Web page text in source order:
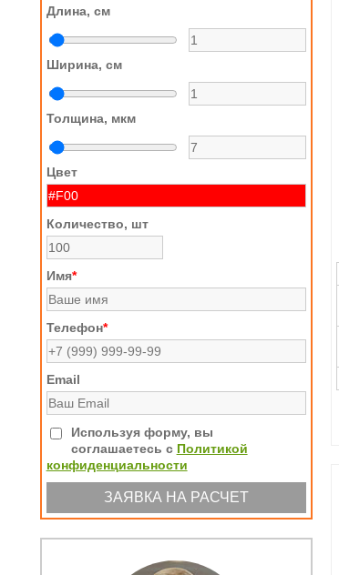
Длина, см
Ширина, см
Толщина, мкм
Цвет
Количество, шт
Имя*
Телефон*
Email
Используя форму, вы
соглашаетесь с Политикой
конфиденциальности